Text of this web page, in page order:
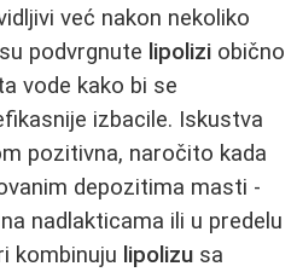
već nakon nekoliko
podvrgnute lipolizi obično
vode kako bi se
izbacile. Iskustva
pozitivna, naročito kada
depozitima masti -
nadlakticama ili u predelu
kombinuju lipolizu sa